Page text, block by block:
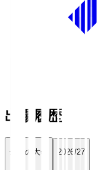
出場履歴
全ての大会 2026/27